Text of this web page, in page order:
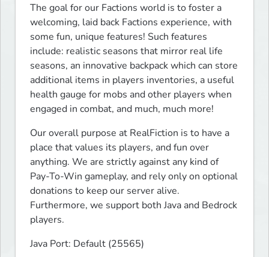
The goal for our Factions world is to foster a
welcoming, laid back Factions experience, with
some fun, unique features! Such features
include: realistic seasons that mirror real life
seasons, an innovative backpack which can store
additional items in players inventories, a useful
health gauge for mobs and other players when
engaged in combat, and much, much more!
Our overall purpose at RealFiction is to have a
place that values its players, and fun over
anything. We are strictly against any kind of
Pay-To-Win gameplay, and rely only on optional
donations to keep our server alive.
Furthermore, we support both Java and Bedrock
players.
Java Port: Default (25565)